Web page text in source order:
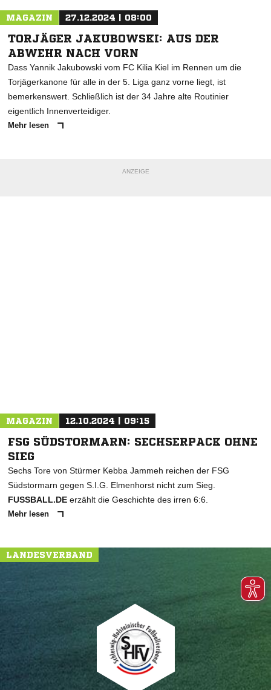
MAGAZIN 27.12.2024 | 08:00
TORJÄGER JAKUBOWSKI: AUS DER
ABWEHR NACH VORN
Dass Yannik Jakubowski vom FC Kilia Kiel im Rennen um die
Torjägerkanone für alle in der 5. Liga ganz vorne liegt, ist
bemerkenswert. Schließlich ist der 34 Jahre alte Routinier
eigentlich Innenverteidiger.
Mehr lesen
ANZEIGE
MAGAZIN 12.10.2024 | 09:15
FSG SÜDSTORMARN: SECHSERPACK OHNE
SIEG
Sechs Tore von Stürmer Kebba Jammeh reichen der FSG
Südstormarn gegen S.I.G. Elmenhorst nicht zum Sieg.
FUSSBALL.DE erzählt die Geschichte des irren 6:6.
Mehr lesen
LANDESVERBAND